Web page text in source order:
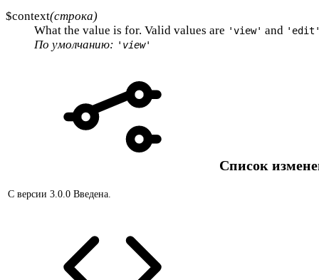
$context(строка)
What the value is for. Valid values are 'view' and
По умолчанию: 'view'
Список
С версии 3.0.0 Введена.